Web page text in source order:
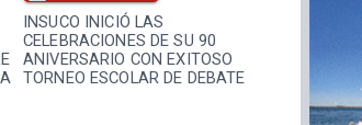
INSUCO INICIÓ LAS
CELEBRACIONES DE SU 90
ANIVERSARIO CON EXITOSO
TORNEO ESCOLAR DE DEBATE